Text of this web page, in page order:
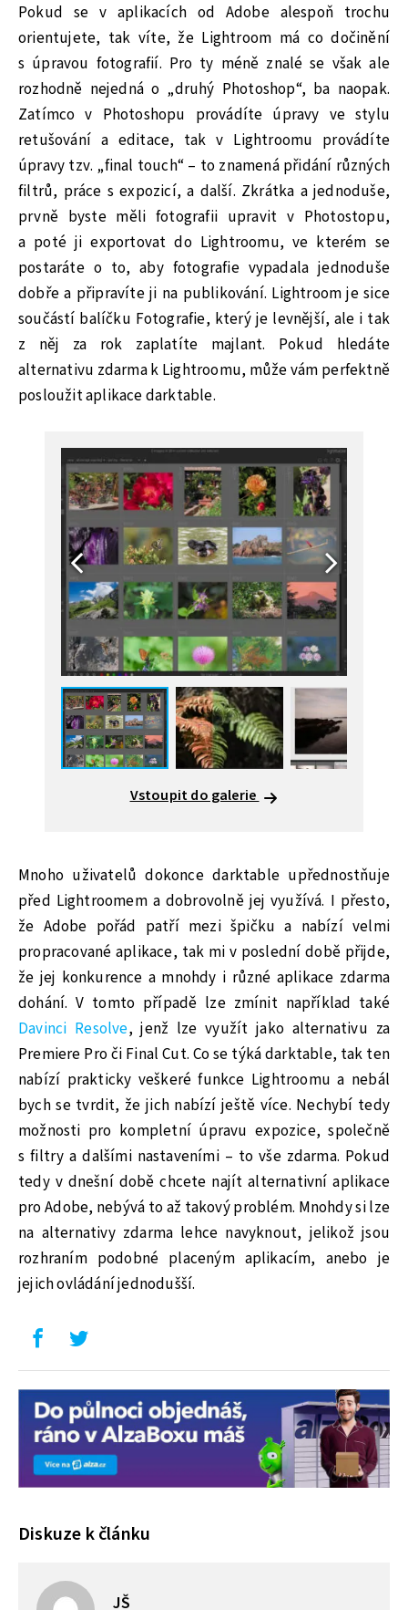
Pokud se v aplikacích od Adobe alespoň trochu
orientujete, tak víte, že Lightroom má co dočinění
s úpravou fotografií. Pro ty méně znalé se však ale
rozhodně nejedná o „druhý Photoshop“, ba naopak.
Zatímco v Photoshopu provádíte úpravy ve stylu
retušování a editace, tak v Lightroomu provádíte
úpravy tzv. „final touch“ – to znamená přidání různých
filtrů, práce s expozicí, a další. Zkrátka a jednoduše,
prvně byste měli fotografii upravit v Photostopu,
a poté ji exportovat do Lightroomu, ve kterém se
postaráte o to, aby fotografie vypadala jednoduše
dobře a připravíte ji na publikování. Lightroom je sice
součástí balíčku Fotografie, který je levnější, ale i tak
z něj za rok zaplatíte majlant. Pokud hledáte
alternativu zdarma k Lightroomu, může vám perfektně
posloužit aplikace darktable.
Vstoupit do galerie
Mnoho uživatelů dokonce darktable upřednostňuje
před Lightroomem a dobrovolně jej využívá. I přesto,
že Adobe pořád patří mezi špičku a nabízí velmi
propracované aplikace, tak mi v poslední době přijde,
že jej konkurence a mnohdy i různé aplikace zdarma
dohání. V tomto případě lze zmínit například také
Davinci Resolve, jenž lze využít jako alternativu za
Premiere Pro či Final Cut. Co se týká darktable, tak ten
nabízí prakticky veškeré funkce Lightroomu a nebál
bych se tvrdit, že jich nabízí ještě více. Nechybí tedy
možnosti pro kompletní úpravu expozice, společně
s filtry a dalšími nastaveními – to vše zdarma. Pokud
tedy v dnešní době chcete najít alternativní aplikace
pro Adobe, nebývá to až takový problém. Mnohdy si lze
na alternativy zdarma lehce navyknout, jelikož jsou
rozhraním podobné placeným aplikacím, anebo je
jejich ovládání jednodušší.
Diskuze k článku
JŠ